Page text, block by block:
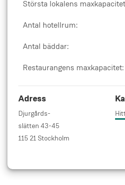
Största lokalens
Antal hotellrum:
Antal bäddar:
Restaurangens maxkapacitet:
Adress
Djurgårds-
slätten 43-45
115 21 Stockholm